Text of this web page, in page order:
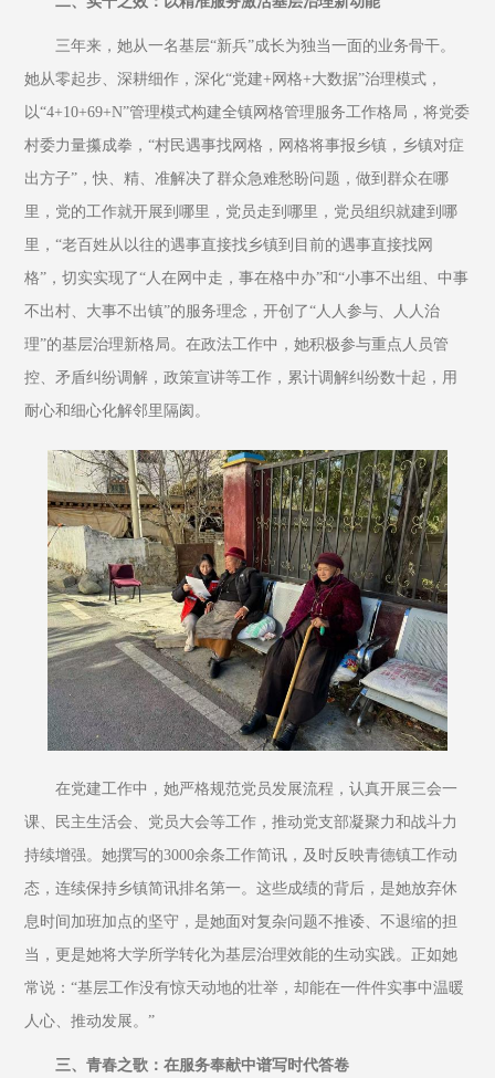
三年来，她从一名基层“新兵”成长为独当一面的业务骨干。
她从零起步、深耕细作，深化“党建+网格+大数据”治理模式，
以“4+10+69+N”管理模式构建全镇网格管理服务工作格局，将党委
村委力量攥成拳，“村民遇事找网格，网格将事报乡镇，乡镇对症
出方子”，快、精、准解决了群众急难愁盼问题，做到群众在哪
里，党的工作就开展到哪里，党员走到哪里，党员组织就建到哪
里，“老百姓从以往的遇事直接找乡镇到目前的遇事直接找网
格”，切实实现了“人在网中走，事在格中办”和“小事不出组、中事
不出村、大事不出镇”的服务理念，开创了“人人参与、人人治
理”的基层治理新格局。在政法工作中，她积极参与重点人员管
控、矛盾纠纷调解，政策宣讲等工作，累计调解纠纷数十起，用
耐心和细心化解邻里隔阂。
在党建工作中，她严格规范党员发展流程，认真开展三会一
课、民主生活会、党员大会等工作，推动党支部凝聚力和战斗力
持续增强。她撰写的3000余条工作简讯，及时反映青德镇工作动
态，连续保持乡镇简讯排名第一。这些成绩的背后，是她放弃休
息时间加班加点的坚守，是她面对复杂问题不推诿、不退缩的担
当，更是她将大学所学转化为基层治理效能的生动实践。正如她
常说：“基层工作没有惊天动地的壮举，却能在一件件实事中温暖
人心、推动发展。”​
三、青春之歌：在服务奉献中谱写时代答卷